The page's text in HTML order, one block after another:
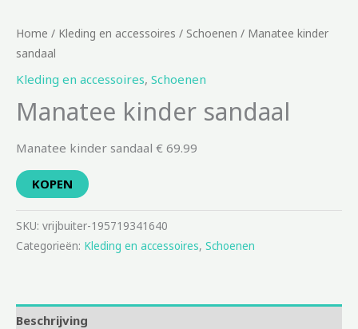
Home / Kleding en accessoires / Schoenen / Manatee kinder
sandaal
Kleding en accessoires, Schoenen
Manatee kinder sandaal
Manatee kinder sandaal € 69.99
KOPEN
SKU: vrijbuiter-195719341640
Categorieën: Kleding en accessoires, Schoenen
Beschrijving